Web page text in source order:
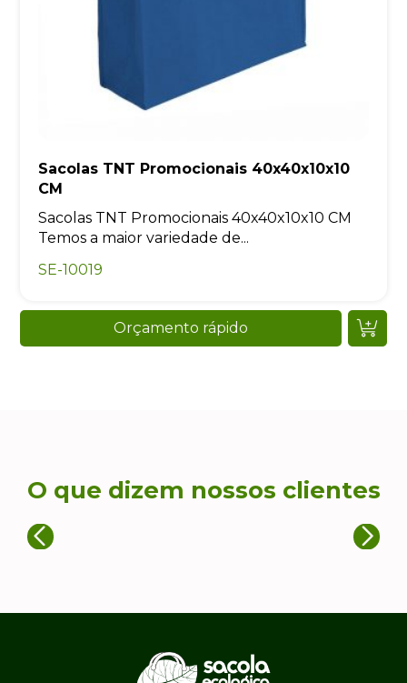
Sacolas TNT Promocionais 40x40x10x10
CM
Sacolas TNT Promocionais 40x40x10x10 CM
Temos a maior variedade de...
SE-10019
Orçamento rápido
O que dizem nossos clientes